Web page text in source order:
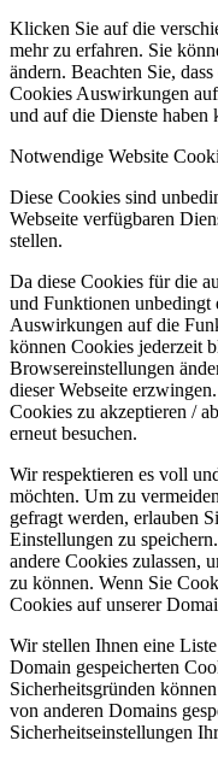
Klicken Sie auf die
mehr zu erfahren. Sie
ändern. Beachten Sie,
Cookies Auswirkungen
und auf die Dienste haben
Notwendige Website
Diese Cookies sind
Webseite verfügbaren
stellen.
Da diese Cookies für die
und Funktionen
Auswirkungen auf die
können Cookies jederzeit
Browsereinstellungen
dieser Webseite
Cookies zu akzeptieren /
erneut besuchen.
Wir respektieren es voll
möchten. Um zu
gefragt werden, erlauben
Einstellungen zu
andere Cookies zulassen,
zu können. Wenn Sie
Cookies auf unserer
Wir stellen Ihnen eine
Domain gespeicherten
Sicherheitsgründen
von anderen Domains
Sicherheitseinstellungen